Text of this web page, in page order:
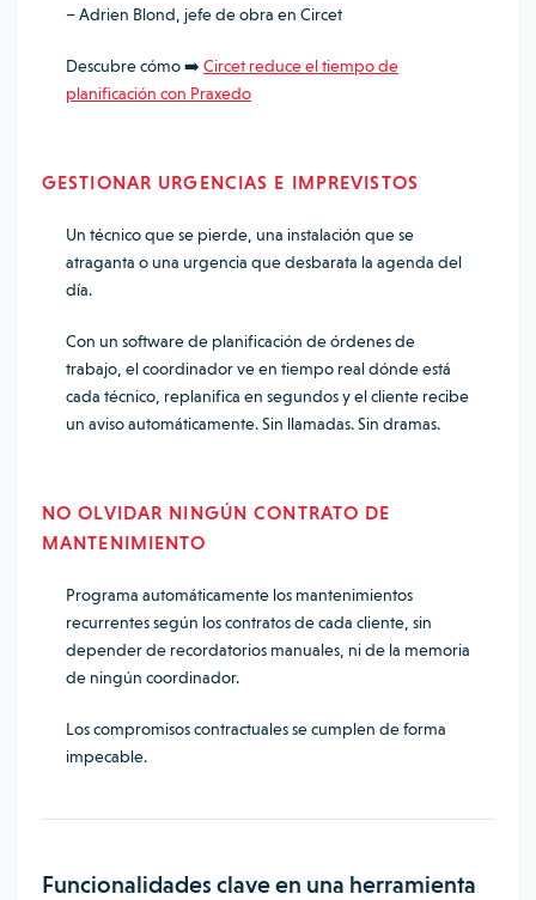
– Adrien Blond, jefe de obra en Circet
Descubre cómo ➡️ Circet reduce el tiempo de
planificación con Praxedo
GESTIONAR URGENCIAS E IMPREVISTOS
Un técnico que se pierde, una instalación que se
atraganta o una urgencia que desbarata la agenda del
día.
Con un software de planificación de órdenes de
trabajo, el coordinador ve en tiempo real dónde está
cada técnico, replanifica en segundos y el cliente recibe
un aviso automáticamente. Sin llamadas. Sin dramas.
NO OLVIDAR NINGÚN CONTRATO DE
MANTENIMIENTO
Programa automáticamente los mantenimientos
recurrentes según los contratos de cada cliente, sin
depender de recordatorios manuales, ni de la memoria
de ningún coordinador.
Los compromisos contractuales se cumplen de forma
impecable.
Funcionalidades clave en una herramienta